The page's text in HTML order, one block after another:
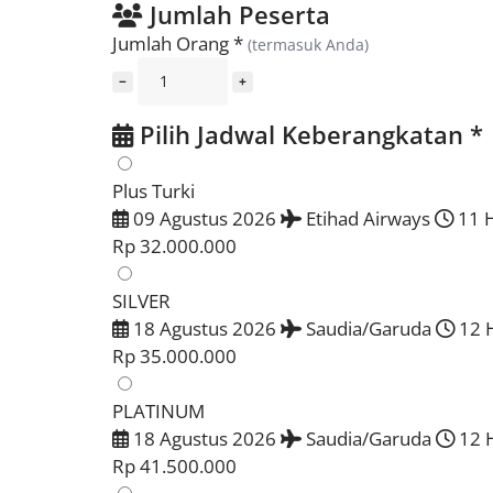
Jumlah Peserta
Jumlah Orang* (termasuk Anda)
− +
Pilih Jadwal Keberangkatan *
Plus Turki
09 Agustus 2026
Etihad Airways
11
Rp 32.000.000
SILVER
18 Agustus 2026
Saudia/Garuda
12
Rp 35.000.000
PLATINUM
18 Agustus 2026
Saudia/Garuda
12
Rp 41.500.000